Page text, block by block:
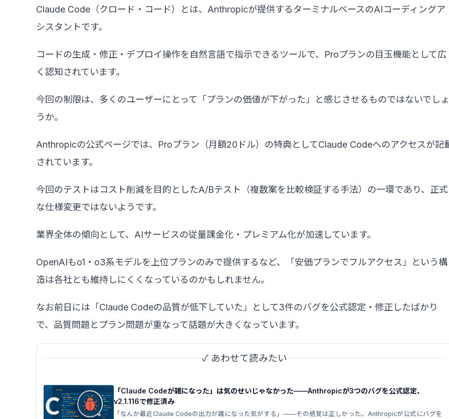
Claude Code（クロード・コード）とは、Anthropicが提供するターミナルベースのAIコーディングア
シスタントです。
コードの生成・修正・デプロイ操作を自然言語で指示できるツールで、Proプランの目玉機能として広
く認知されています。
今回の制限は、多くのユーザーにとって「プランの価値が下がった」と感じさせるものではないでしょ
うか。
Anthropicの公式ページでは、Proプラン（月額20ドル）の特典としてClaude Codeへのアクセスが記
されています。
今回のテストはコスト削減を目的としたA/Bテスト（複数案を比較検証する手法）の一環であり、正式
な仕様変更ではないようです。
業界全体の傾向として、AIサービスの従量課金化・プレミアム化が加速しています。
OpenAIもo1・o3系モデルを上位プランのみで提供するなど、「安価プランでフルアクセス」という構
造は各社とも維持しにくくなっているのかもしれません。
なお前日には「Claude Codeの品質が低下していた」として3件のバグを公式認定・修正したばかり
で、品質問題とプラン問題が重なって話題が大きくなっています。
✓ あわせて読みたい
「Claude Codeが雑になった」は気のせいじゃなかった——Anthropicが3つのバグを公式認定、
v2.1.116で修正済み
「なんか最近Claude Codeの出力が雑になった気がする」——その感覚は正しかった。Anthropicが公式にバグを